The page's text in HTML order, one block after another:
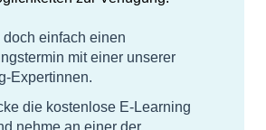
doch einfach einen
mit einer unserer
Expertinnen.
die kostenlose E-Learning
nehme an einer der